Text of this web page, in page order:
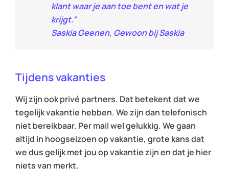
klant waar je aan toe bent en wat je
krijgt.”
Saskia Geenen, Gewoon bij Saskia
Tijdens vakanties
Wij zijn ook privé partners. Dat betekent dat we
tegelijk vakantie hebben. We zijn dan telefonisch
niet bereikbaar. Per mail wel gelukkig. We gaan
altijd in hoogseizoen op vakantie, grote kans dat
we dus gelijk met jou op vakantie zijn en dat je hier
niets van merkt.